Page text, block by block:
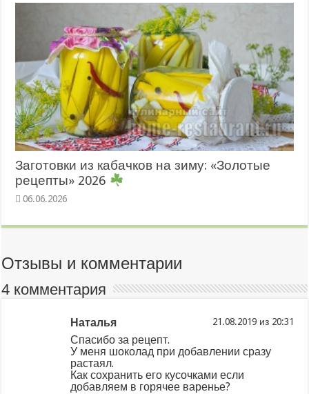
Заготовки из кабачков на зиму: «Золотые
рецепты» 2026
06.06.2026
Отзывы и комментарии
4 комментария
Наталья из
Спасибо за рецепт.
У меня шоколад при добавлении сразу
растаял.
Как сохранить его кусочками если
добавляем в горячее варенье?